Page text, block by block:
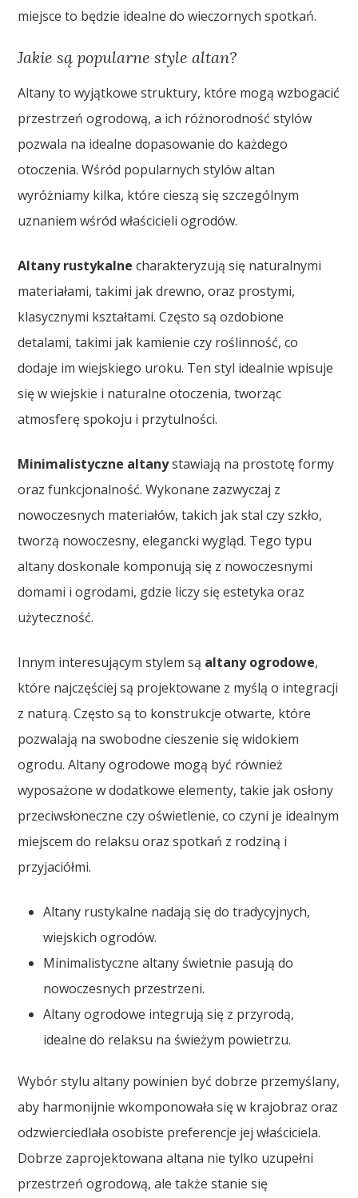
miejsce to będzie idealne do wieczornych spotkań.
Jakie są popularne style altan?
Altany to wyjątkowe struktury, które mogą wzbogacić
przestrzeń ogrodową, a ich różnorodność stylów
pozwala na idealne dopasowanie do każdego
otoczenia. Wśród popularnych stylów altan
wyróżniamy kilka, które cieszą się szczególnym
uznaniem wśród właścicieli ogrodów.
Altany rustykalne charakteryzują się naturalnymi
materiałami, takimi jak drewno, oraz prostymi,
klasycznymi kształtami. Często są ozdobione
detalami, takimi jak kamienie czy roślinność, co
dodaje im wiejskiego uroku. Ten styl idealnie wpisuje
się w wiejskie i naturalne otoczenia, tworząc
atmosferę spokoju i przytulności.
Minimalistyczne altanystawiają na prostotę formy
oraz funkcjonalność. Wykonane zazwyczaj z
nowoczesnych materiałów, takich jak stal czy szkło,
tworzą nowoczesny, elegancki wygląd. Tego typu
altany doskonale komponują się z nowoczesnymi
domami i ogrodami, gdzie liczy się estetyka oraz
użyteczność.
Innym interesującym stylem są altany ogrodowe,
które najczęściej są projektowane z myślą o integracji
z naturą. Często są to konstrukcje otwarte, które
pozwalają na swobodne cieszenie się widokiem
ogrodu. Altany ogrodowe mogą być również
wyposażone w dodatkowe elementy, takie jak osłony
przeciwsłoneczne czy oświetlenie, co czyni je idealnym
miejscem do relaksu oraz spotkań z rodziną i
przyjaciółmi.
Altany rustykalne nadają się do tradycyjnych,
wiejskich ogrodów.
Minimalistyczne altany świetnie pasują do
nowoczesnych przestrzeni.
Altany ogrodowe integrują się z przyrodą,
idealne do relaksu na świeżym powietrzu.
Wybór stylu altany powinien być dobrze przemyślany,
aby harmonijnie wkomponowała się w krajobraz oraz
odzwierciedlała osobiste preferencje jej właściciela.
Dobrze zaprojektowana altana nie tylko uzupełni
przestrzeń ogrodową, ale także stanie się